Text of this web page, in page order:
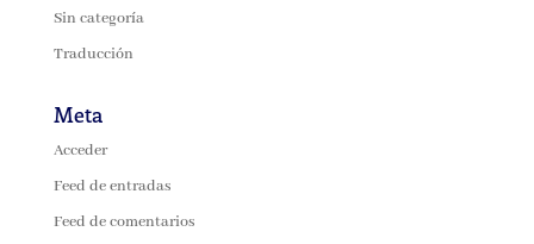
Sin categoría
Traducción
Meta
Acceder
Feed de entradas
Feed de comentarios